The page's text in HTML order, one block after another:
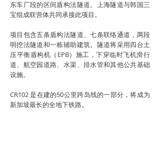
东车厂段的区间盾构法隧道。上海隧道与韩国三
宝组成联营体共同承接此项目。
项目包含五条盾构法隧道、七条联络通道，两段
明挖法隧道和一栋辅助建筑。隧道将采用四台土
压平衡盾构机（EPB）施工，下穿临时飞机滑行
道、航空园道路、水渠、排水管和其他公共基础
设施。
CR102 是在建的50公里跨岛线的一部分，将成为
新加坡最长的全地下铁路。